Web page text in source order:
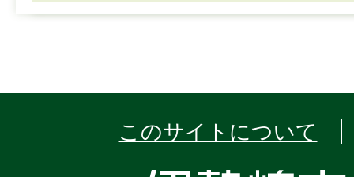
このサイトについて